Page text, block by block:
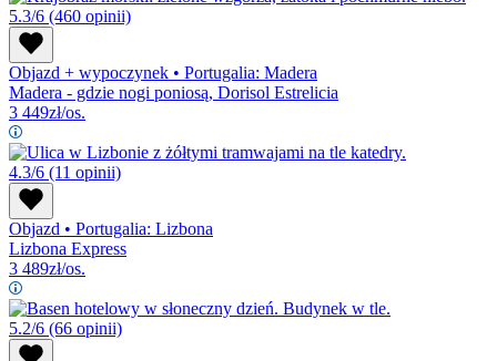
5.3/6 (460 opinii)
Objazd + wypoczynek • Portugalia: Madera
Madera - gdzie nogi poniosą, Dorisol Estrelicia
3 449zł/os.
4.3/6 (11 opinii)
Objazd • Portugalia: Lizbona
Lizbona Express
3 489zł/os.
5.2/6 (66 opinii)